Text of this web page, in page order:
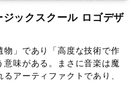
ックスクール ロゴデザ
物」であり「高度な技術で作
意味がある。まさに音楽は魔
アーティファクトであり、